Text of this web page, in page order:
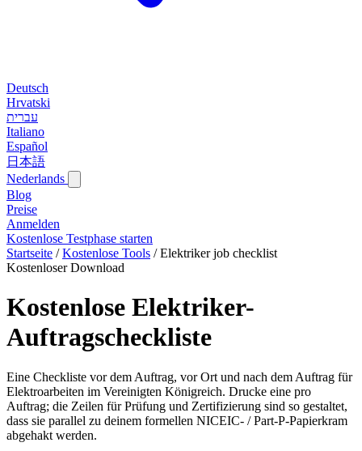
Deutsch
Hrvatski
עברית
Italiano
Español
日本語
Nederlands
Blog‎
Preise
Anmelden
Kostenlose Testphase starten
Startseite / Kostenlose Tools / Elektriker job checklist
Kostenloser Download
Kostenlose Elektriker-
Auftragscheckliste
Eine Checkliste vor dem Auftrag, vor Ort und nach dem Auftrag für
Elektroarbeiten im Vereinigten Königreich. Drucke eine pro
Auftrag; die Zeilen für Prüfung und Zertifizierung sind so gestaltet,
dass sie parallel zu deinem formellen NICEIC- / Part-P-Papierkram
abgehakt werden.